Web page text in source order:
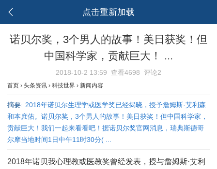
点击重新加载
诺贝尔奖，3个男人的故事！美日获奖！但
中国科学家，贡献巨大！ ...
2018-10-2 13:59 查看4698 评论2
首页 › 头条资讯 › 科技世界 › 新闻内容
摘要: 2018年诺贝尔生理学或医学奖已经揭晓，授予詹姆斯·艾利森
和本庶佑。诺贝尔奖，3个男人的故事！美日获奖！但中国科学家，
贡献巨大！我们一起来看看吧！据诺贝尔奖官网消息，瑞典斯德哥
尔摩当地时间1日中午11时30分( ...
2018年诺贝我心理教或医教奖曾经发表，授与詹姆斯·艾利